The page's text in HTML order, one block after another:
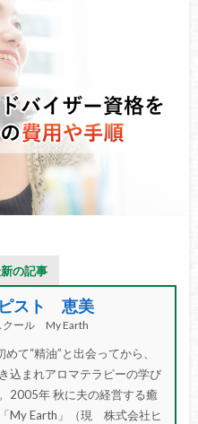
の記事
スト 恵美
クール My Earth
て“精油”と出会ってから、
込まれアロマテラピーの学び
2005年 秋に夫の経営する癒
My Earth」（現 株式会社ヒ